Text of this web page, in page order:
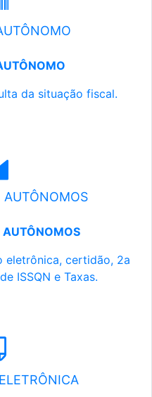
da situação fiscal.
AUTÔNOMOS
AUTÔNOMOS
eletrônica, certidão, 2a
ISSQN e Taxas.